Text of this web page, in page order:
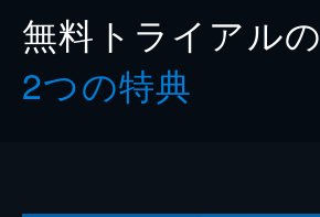
無料トライアルの
2つの特典